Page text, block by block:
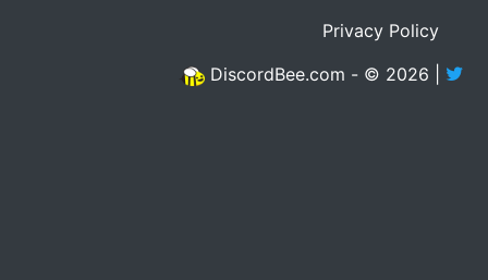
Privacy Policy
DiscordBee.com - © 2026 |